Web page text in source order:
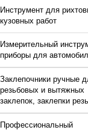
Инструмент для
кузовных работ
Измерительный
приборы для
Заклепочники ручные
резьбовых и вытяжных
заклепок, заклепки
Профессиональный